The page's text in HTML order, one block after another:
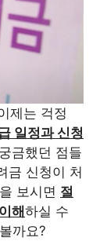
제는 걱정
일정과 신청
금했던 점들
금 신청이 처
보시면 절
해하실 수
까요?